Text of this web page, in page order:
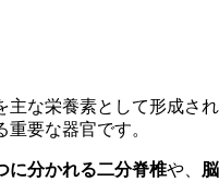
主な栄養素として形成され
要な器官です。
に分かれる二分脊椎や、 脳